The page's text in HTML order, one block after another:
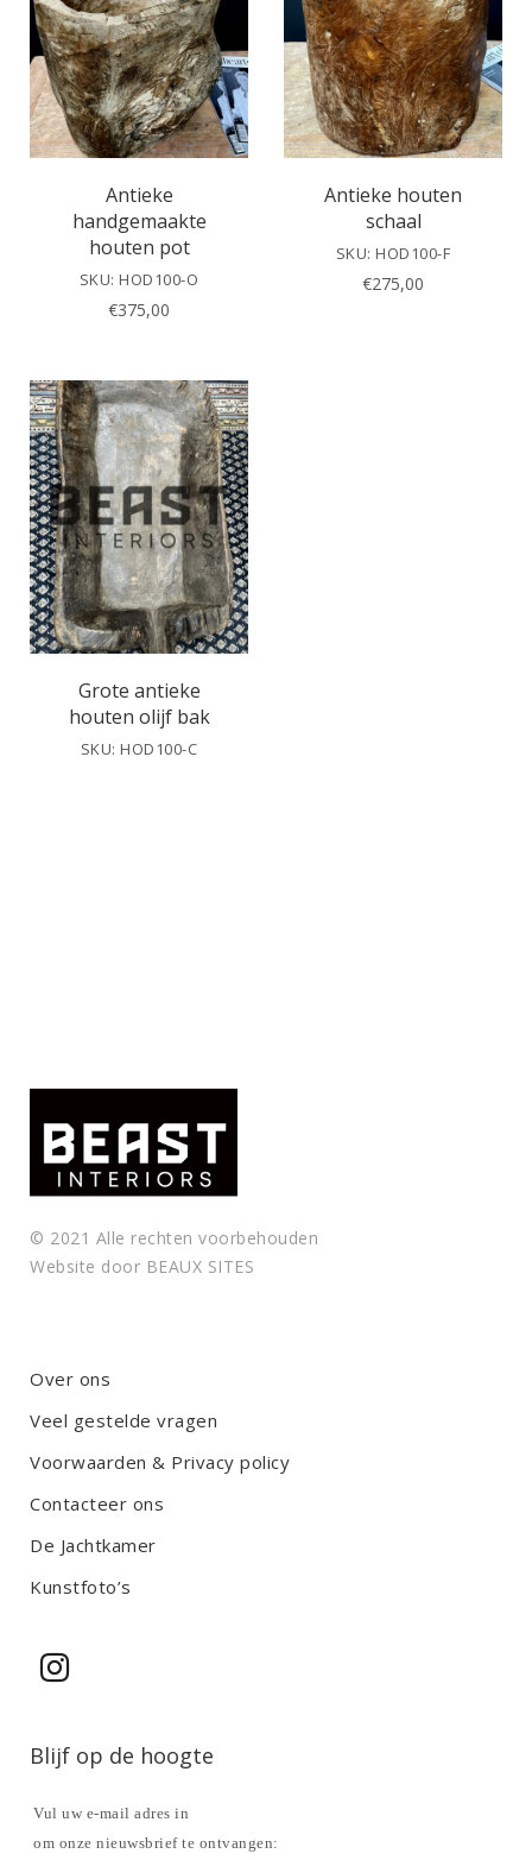
Antieke
handgemaakte
houten pot
SKU: HOD100-O
€375,00
Antieke houten
schaal
SKU: HOD100-F
€275,00
Grote antieke
houten olijf bak
SKU: HOD100-C
© 2021 Alle rechten voorbehouden
Website door BEAUX SITES
Over ons
Veel gestelde vragen
Voorwaarden & Privacy policy
Contacteer ons
De Jachtkamer
Kunstfoto’s
Blijf op de hoogte
Vul uw e-mail adres in
om onze nieuwsbrief te ontvangen: